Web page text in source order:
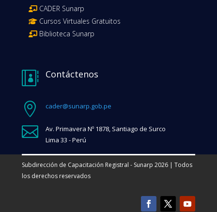
CADER Sunarp
Cursos Virtuales Gratuitos
Biblioteca Sunarp
 Contáctenos
 cader@sunarp.gob.pe

Av. Primavera Nº 1878, Santiago de Surco
Lima 33 - Perú
Subdirección de Capacitación Registral - Sunarp 2026 | Todos
los derechos reservados